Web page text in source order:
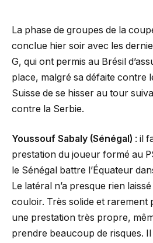
La phase de groupes de la
conclue hier soir avec les
G, qui ont permis au Brésil
place, malgré sa défaite contre
Suisse de se hisser au tour
contre la Serbie.
Youssouf Sabaly (Sénégal) : il
prestation du joueur formé au
le Sénégal battre l’Équateur
Le latéral n’a presque rien
couloir. Très solide et rarement
une prestation très propre,
prendre beaucoup de risques.